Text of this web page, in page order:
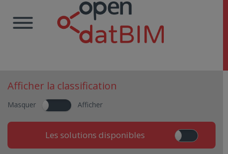
Afficher la classification
Masquer Afficher
Les solutions disponibles